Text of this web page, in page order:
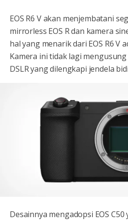
EOS R6 V akan menjembatani
mirrorless EOS R dan kamera
hal yang menarik dari EOS R6 V
Kamera ini tidak lagi
DSLR yang dilengkapi jendela
Desainnya mengadopsi EOS